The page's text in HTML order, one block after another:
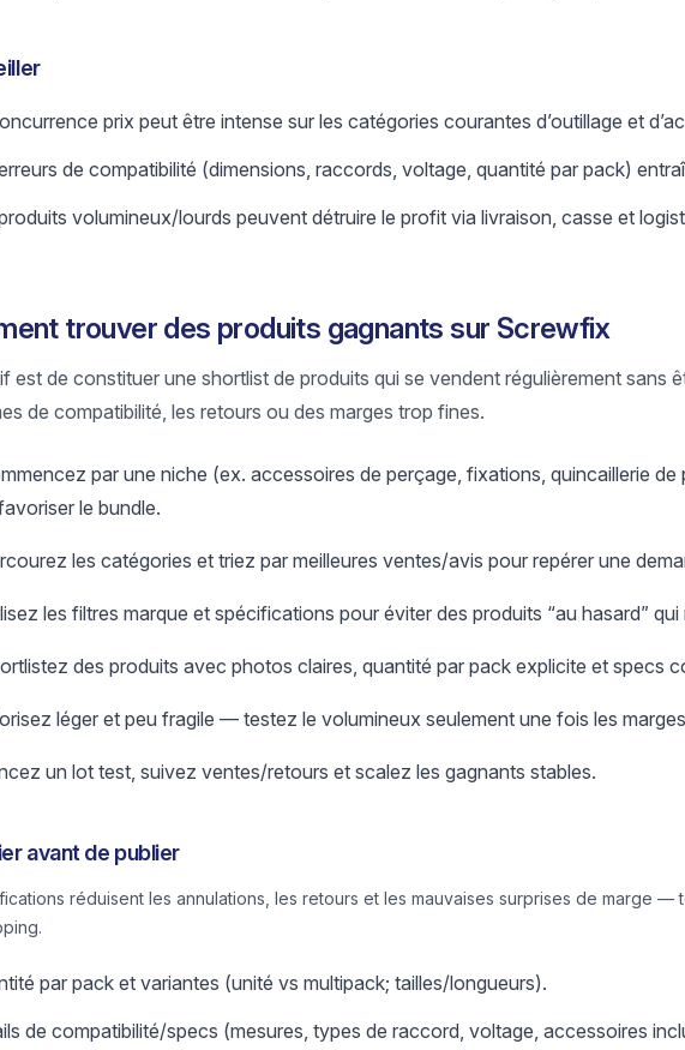
prix peut être intense sur les catégories courantes d’outillage et
de compatibilité (dimensions, raccords, voltage, quantité par pack)
volumineux/lourds peuvent détruire le profit via livraison, casse et
trouver des produits gagnants sur Screwfix
est de constituer une shortlist de produits qui se vendent régulièrement sans
de compatibilité, les retours ou des marges trop fines.
par une niche (ex. accessoires de perçage, fixations, quincaillerie
le bundle.
les catégories et triez par meilleures ventes/avis pour repérer une
les filtres marque et spécifications pour éviter des produits “au hasard”
des produits avec photos claires, quantité par pack explicite et specs
léger et peu fragile — testez le volumineux seulement une fois les
un lot test, suivez ventes/retours et scalez les gagnants stables.
avant de publier
réduisent les annulations, les retours et les mauvaises surprises de marge —
par pack et variantes (unité vs multipack; tailles/longueurs).
de compatibilité/specs (mesures, types de raccord, voltage, accessoires